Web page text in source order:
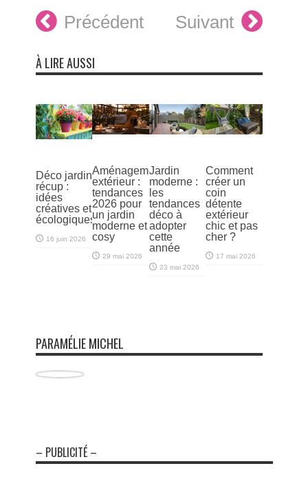
Précédent Suivant
À LIRE AUSSI
Déco jardin
récup :
idées
créatives et
écologiques
16 juin 2026
Aménagement
extérieur :
tendances
2026 pour
un jardin
moderne et
cosy
29 mai 2026
Jardin
moderne :
les
tendances
déco à
adopter
cette
année
23 mai 2026
Comment
créer un
coin
détente
extérieur
chic et pas
cher ?
17 mai 2026
PARAMÉLIE MICHEL
– PUBLICITÉ –